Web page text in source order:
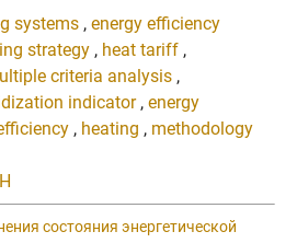
systems , energy efficiency
strategy , heat tariff ,
criteria analysis ,
indicator, energy
, heating , methodology
состояния энергетической